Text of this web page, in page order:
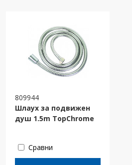
809944
Шлаух за подвижен
душ 1.5m TopChrome
Сравни